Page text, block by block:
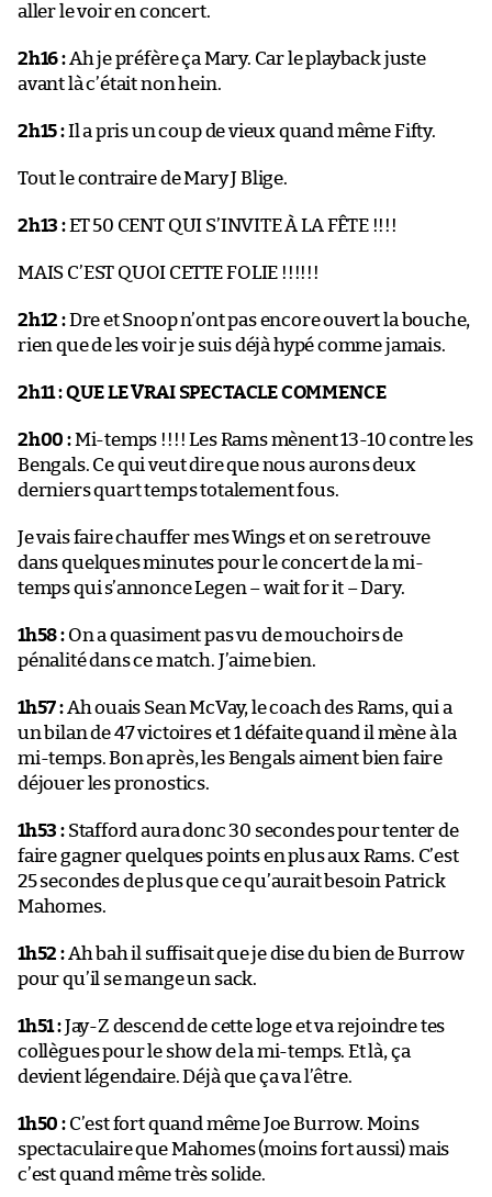
aller le voir en concert.
2h16 :Ah je préfère ça Mary. Car le playback juste
avant là c’était non hein.
2h15 :Il a pris un coup de vieux quand même Fifty.
Tout le contraire de Mary J Blige.
2h13 :ET 50 CENT QUI S’INVITE À LA FÊTE !!!!
MAIS C’EST QUOI CETTE FOLIE !!!!!!
2h12 :Dre et Snoop n’ont pas encore ouvert la bouche,
rien que de les voir je suis déjà hypé comme jamais.
2h11 :QUE LE VRAI SPECTACLE COMMENCE
2h00 :Mi-temps !!!! Les Rams mènent 13-10 contre les
Bengals. Ce qui veut dire que nous aurons deux
derniers quart temps totalement fous.
Je vais faire chauffer mes Wings et on se retrouve
dans quelques minutes pour le concert de la mi-
temps qui s’annonce Legen – wait for it – Dary.
1h58 :On a quasiment pas vu de mouchoirs de
pénalité dans ce match. J’aime bien.
1h57 :Ah ouais Sean McVay, le coach des Rams, qui a
un bilan de 47 victoires et 1 défaite quand il mène à la
mi-temps. Bon après, les Bengals aiment bien faire
déjouer les pronostics.
1h53 :Stafford aura donc 30 secondes pour tenter de
faire gagner quelques points en plus aux Rams. C’est
25 secondes de plus que ce qu’aurait besoin Patrick
Mahomes.
1h52 :Ah bah il suffisait que je dise du bien de Burrow
pour qu’il se mange un sack.
1h51 :Jay-Z descend de cette loge et va rejoindre tes
collègues pour le show de la mi-temps. Et là, ça
devient légendaire. Déjà que ça va l’être.
1h50 :C’est fort quand même Joe Burrow. Moins
spectaculaire que Mahomes (moins fort aussi) mais
c’est quand même très solide.